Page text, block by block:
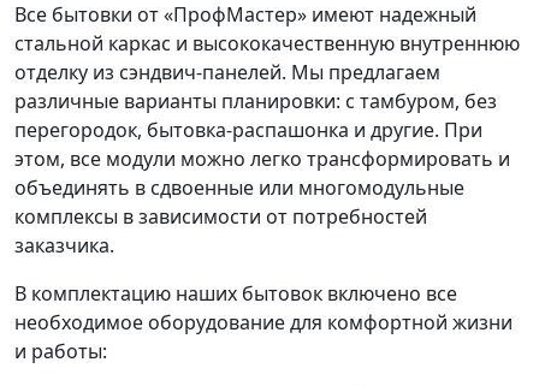
Все бытовки от «ПрофМастер» имеют надежный
стальной каркас и высококачественную внутреннюю
отделку из сэндвич-панелей. Мы предлагаем
различные варианты планировки: с тамбуром, без
перегородок, бытовка-распашонка и другие. При
этом, все модули можно легко трансформировать и
объединять в сдвоенные или многомодульные
комплексы в зависимости от потребностей
заказчика.
В комплектацию наших бытовок включено все
необходимое оборудование для комфортной жизни
и работы: